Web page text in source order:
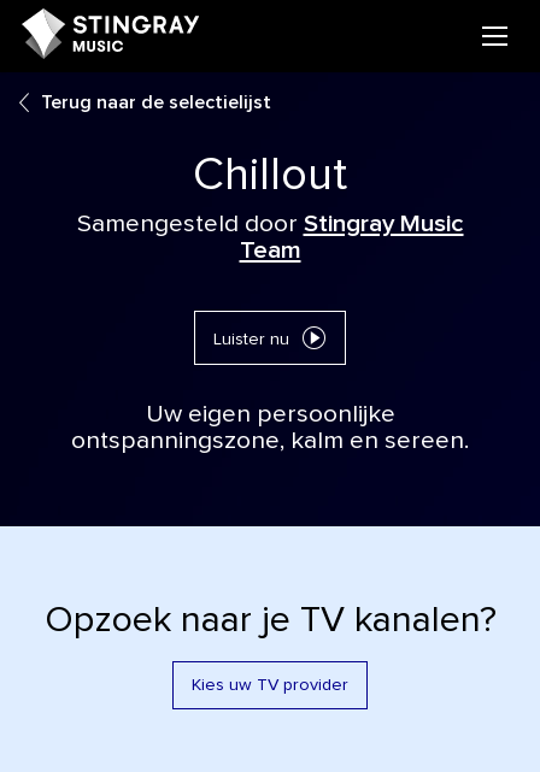
Terug naar de selectielijst
Chillout
Samengesteld door Stingray Music
Team
Luister nu
Uw eigen persoonlijke
ontspanningszone, kalm en sereen.
Opzoek naar je TV kanalen?
Kies uw TV provider